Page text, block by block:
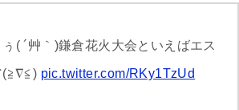
( ´艸｀)鎌倉花火大会といえばエス
(≧∇≦) pic.twitter.com/RKy1TzUd